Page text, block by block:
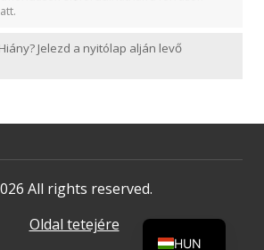
Jelezd a nyitólap alján levő
All rights reserved.
Oldal tetejére
HUN